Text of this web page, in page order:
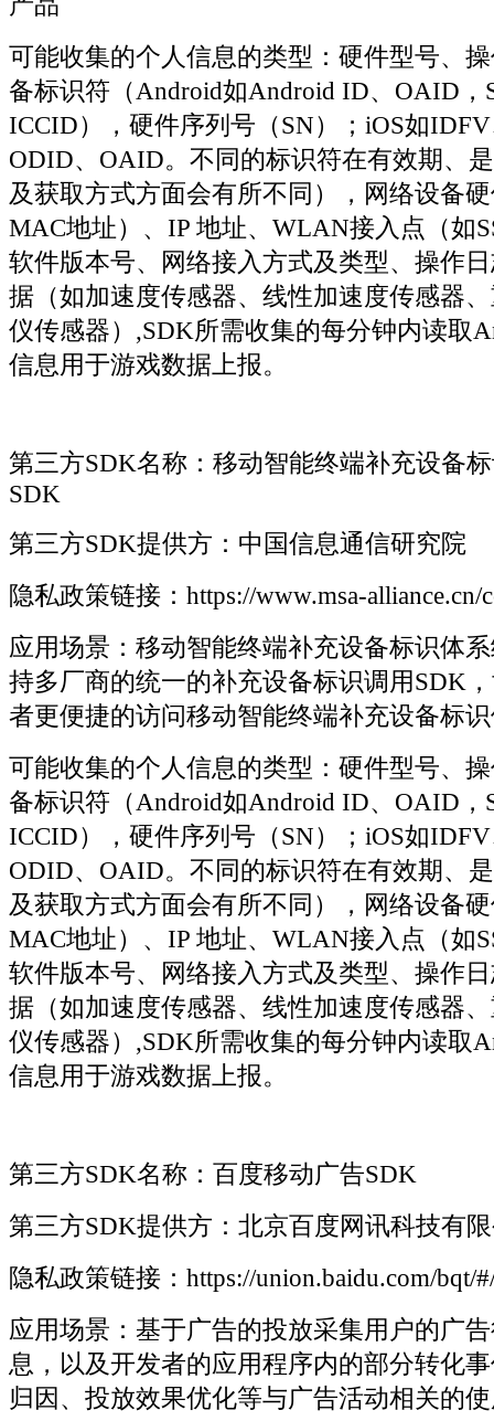
可能收集的个人信息的类型：硬件型号、
备标识符（Android如Android ID、OAID，
ICCID），硬件序列号（SN）；iOS如
ODID、OAID。不同的标识符在有效期、
及获取方式方面会有所不同），网络设备
MAC地址）、IP 地址、WLAN接入点（如
软件版本号、网络接入方式及类型、操作
据（如加速度传感器、线性加速度传感器
仪传感器）,SDK所需收集的每分钟内读取
信息用于游戏数据上报。
第三方SDK名称：移动智能终端补充设备
SDK
第三方SDK提供方：中国信息通信研究院
隐私政策链接：https://www.msa-alliance.cn/
应用场景：移动智能终端补充设备标识体
持多厂商的统一的补充设备标识调用SDK
者更便捷的访问移动智能终端补充设备标
可能收集的个人信息的类型：硬件型号、
备标识符（Android如Android ID、OAID，
ICCID），硬件序列号（SN）；iOS如
ODID、OAID。不同的标识符在有效期、
及获取方式方面会有所不同），网络设备
MAC地址）、IP 地址、WLAN接入点（如
软件版本号、网络接入方式及类型、操作
据（如加速度传感器、线性加速度传感器
仪传感器）,SDK所需收集的每分钟内读取
信息用于游戏数据上报。
第三方SDK名称：百度移动广告SDK
第三方SDK提供方：北京百度网讯科技有
隐私政策链接：https://union.baidu.com/bqt/
应用场景：基于广告的投放采集用户的广
息，以及开发者的应用程序内的部分转化
归因、投放效果优化等与广告活动相关的